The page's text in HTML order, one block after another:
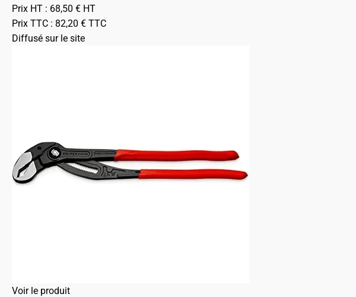
Prix HT : 68,50 € HT
Prix TTC : 82,20 € TTC
Diffusé sur le site
Voir le produit